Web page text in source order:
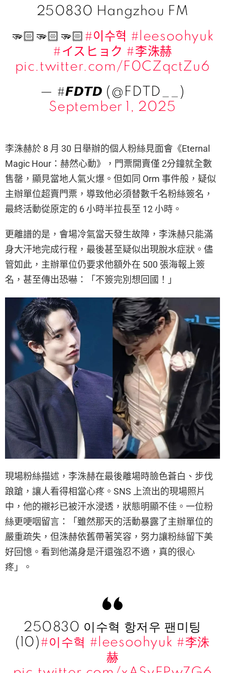
250830 Hangzhou FM
🫳🏻🫳🏻🫳🏻 #이수혁 #leesoohyuk
#イスヒョク #李洙赫
pic.twitter.com/F0CZqctZu6
— #𝙁𝘿𝙏𝘿 (@FDTD__)
September 1, 2025
李洙赫於 8 月 30 日舉辦的個人粉絲見面會《Eternal
Magic Hour：赫然心動》，門票開賣僅 2分鐘就全數
售罄，顯見當地人氣火爆。但如同 Orm 事件般，疑似
主辦單位超賣門票，導致他必須替數千名粉絲簽名，
最終活動從原定的 6 小時半拉長至 12 小時。
更離譜的是，會場冷氣當天發生故障，李洙赫只能滿
身大汗地完成行程，最後甚至疑似出現脫水症狀。儘
管如此，主辦單位仍要求他額外在 500 張海報上簽
名，甚至傳出恐嚇：「不簽完別想回國！」
現場粉絲描述，李洙赫在最後離場時臉色蒼白、步伐
踉蹌，讓人看得相當心疼。SNS 上流出的現場照片
中，他的襯衫已被汗水浸透，狀態明顯不佳。一位粉
絲更哽咽留言：「雖然那天的活動暴露了主辦單位的
嚴重疏失，但洙赫依舊帶著笑容，努力讓粉絲留下美
好回憶。看到他滿身是汗還強忍不適，真的很心
疼」。
250830 이수혁 항저우 팬미팅
(10)#이수혁 #leesoohyuk #李洙
赫